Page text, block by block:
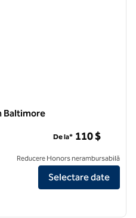
Baltimore
Homewood Suites by Hilton
De la* 110 $
Reducere Honors nerambursabilă
Selectare date